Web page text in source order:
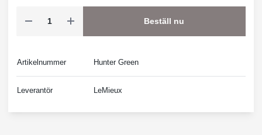
Beställ nu
Artikelnummer Hunter Green
Leverantör LeMieux